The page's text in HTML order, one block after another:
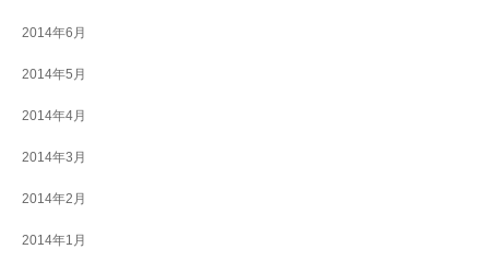
2014年6月
2014年5月
2014年4月
2014年3月
2014年2月
2014年1月